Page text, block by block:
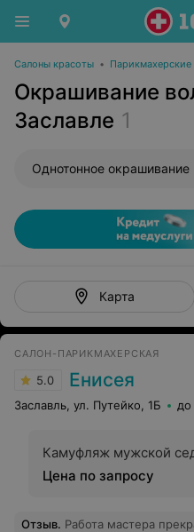
Салоны красоты • Парикмахерские
Окрашивание
Заславле 1
Однотонное окрашивание
Карта
САЛОН-ПАРИКМАХЕРСКАЯ
5.0 Енисея
Заславль, ул. Путейко, 1Б
Камуфляж мужской
Цена по запросу
Отзыв. Работа мастера